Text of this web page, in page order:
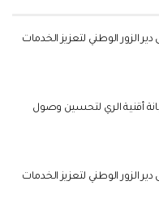
الوطني لتعزيز الخدمات
أقنية الري لتحسين وصول
الوطني لتعزيز الخدمات